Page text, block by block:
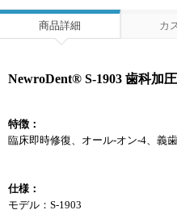
商品詳細 カ
NewroDent® S-1903 歯科加
特徴：
臨床即時修復、オール-オン-4、義
仕様：
モデル：S-1903